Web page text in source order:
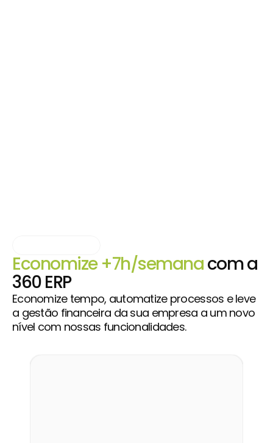
Economize +7h/semanacom a
360 ERP
Economize tempo, automatize processos e leve
a gestão financeira da sua empresa a um novo
nível com nossas funcionalidades.